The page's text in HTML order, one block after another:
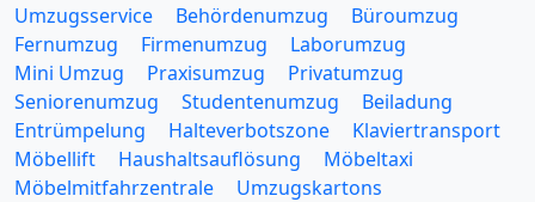
Umzugsservice Behördenumzug
Büroumzug
Fernumzug
Firmenumzug
Laborumzug
Mini Umzug
Praxisumzug
Privatumzug
Seniorenumzug
Studentenumzug
Beiladung
Entrümpelung
Halteverbotszone
Klaviertransport
Möbellift
Haushaltsauflösung
Möbeltaxi
Möbelmitfahrzentrale
Umzugskartons